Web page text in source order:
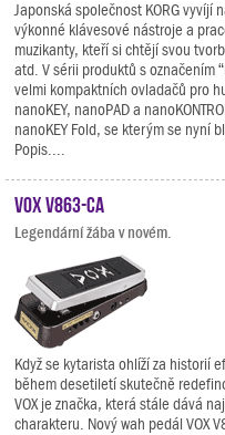
Japonská společnost KORG vyvíjí
výkonné klávesové nástroje a
muzikanty, kteří si chtějí svou
atd. V sérii produktů s označením
velmi kompaktních ovladačů pro
nanoKEY, nanoPAD a
nanoKEY Fold, se kterým se nyní
Popis....
VOX V863-CA
Legendární žába v novém.
Když se kytarista ohlíží za historií
během desetiletí skutečně
VOX je značka, která stále dává
charakteru. Nový wah pedál VOX